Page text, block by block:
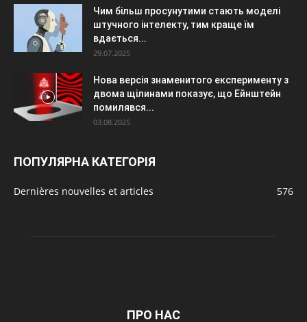
Чим більш просунутими стають моделі
штучного інтелекту, тим краще їм
вдається...
29.07.2025
Нова версія знаменитого експерименту з
двома щілинами показує, що Ейнштейн
помилявся...
03.08.2025
ПОПУЛЯРНА КАТЕГОРІЯ
Dernières nouvelles et articles 576
ПРО НАС